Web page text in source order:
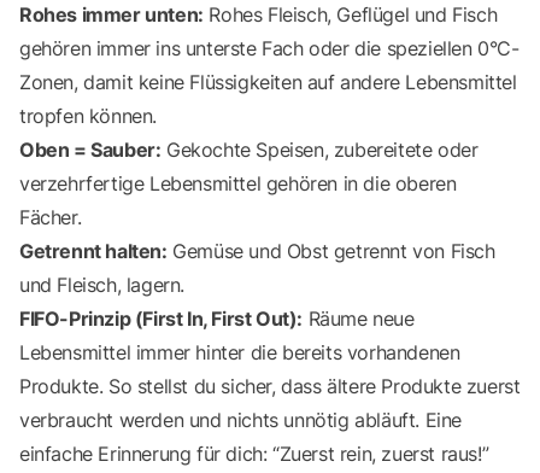
Rohes immer unten: Rohes Fleisch, Geflügel und Fisch
gehören immer ins unterste Fach oder die speziellen 0°C-
Zonen, damit keine Flüssigkeiten auf andere Lebensmittel
tropfen können.
Oben = Sauber: Gekochte Speisen, zubereitete oder
verzehrfertige Lebensmittel gehören in die oberen
Fächer.
Getrennt halten: Gemüse und Obst getrennt von Fisch
und Fleisch, lagern.
FIFO-Prinzip (First In, First Out): Räume neue
Lebensmittel immer hinter die bereits vorhandenen
Produkte. So stellst du sicher, dass ältere Produkte zuerst
verbraucht werden und nichts unnötig abläuft. Eine
einfache Erinnerung für dich: “Zuerst rein, zuerst raus!”